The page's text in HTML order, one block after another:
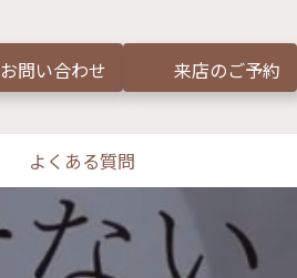
お問い合わせ 来店のご予約
よくある質問